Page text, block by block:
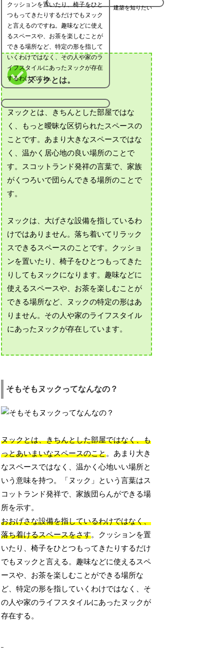
建築を知りたい
クッションを置いたり、椅子をひと
つもってきたりするだけでもヌック
と言えるのですね。趣味などに使え
るスペースや、お茶を楽しむことが
できる場所など、特定の形を指して
いくわけではなく、その人や家のラ
イフスタイルにあったヌックが存在
するわけですね。
ヌックとは。
ヌックとは、きちんとした部屋ではな
く、もっと曖昧な区切られたスペースの
ことです。あまり大きなスペースではな
く、温かく居心地の良い場所のことで
す。スコットランド発祥の言葉で、家族
がくつろいで団らんできる場所のことで
す。
ヌックは、大げさな設備を指しているわ
けではありません。落ち着いてリラック
スできるスペースのことです。クッショ
ンを置いたり、椅子をひとつもってきた
りしてもヌックになります。趣味などに
使えるスペースや、お茶を楽しむことが
できる場所など、ヌックの特定の形はあ
りません。その人や家のライフスタイル
にあったヌックが存在しています。
そもそもヌックってなんなの？
ヌックとは、きちんとした部屋ではなく、も
っとあいまいなスペースのこと。あまり大き
なスペースではなく、温かく心地いい場所と
いう意味を持つ。「ヌック」という言葉はス
コットランド発祥で、家族団らんができる場
所を示す。
おおげさな設備を指しているわけではなく、
落ち着けるスペースをさす。クッションを置
いたり、椅子をひとつもってきたりするだけ
でもヌックと言える。趣味などに使えるスペ
ースや、お茶を楽しむことができる場所な
ど、特定の形を指していくわけではなく、そ
の人や家のライフスタイルにあったヌックが
存在する。